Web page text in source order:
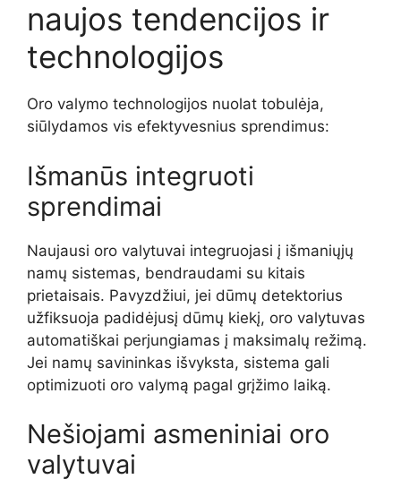
naujos tendencijos ir
technologijos
Oro valymo technologijos nuolat tobulėja,
siūlydamos vis efektyvesnius sprendimus:
Išmanūs integruoti
sprendimai
Naujausi oro valytuvai integruojasi į išmaniųjų
namų sistemas, bendraudami su kitais
prietaisais. Pavyzdžiui, jei dūmų detektorius
užfiksuoja padidėjusį dūmų kiekį, oro valytuvas
automatiškai perjungiamas į maksimalų režimą.
Jei namų savininkas išvyksta, sistema gali
optimizuoti oro valymą pagal grįžimo laiką.
Nešiojami asmeniniai oro
valytuvai